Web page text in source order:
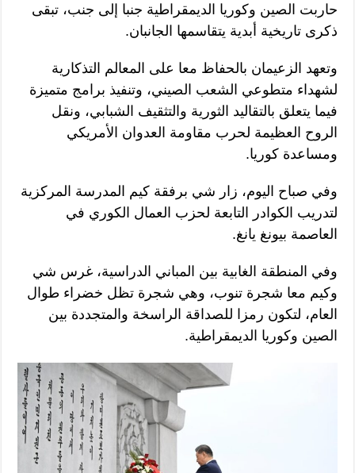
حاربت الصين وكوريا الديمقراطية جنبا إلى جنب، تبقى
ذكرى تاريخية أبدية يتقاسمها الجانبان.
وتعهد الزعيمان بالحفاظ معا على المعالم التذكارية
لشهداء متطوعي الشعب الصيني، وتنفيذ برامج متميزة
فيما يتعلق بالتقاليد الثورية والتثقيف الشبابي، ونقل
الروح العظيمة لحرب مقاومة العدوان الأمريكي
ومساعدة كوريا.
وفي صباح اليوم، زار شي برفقة كيم المدرسة المركزية
لتدريب الكوادر التابعة لحزب العمال الكوري في
العاصمة بيونغ يانغ.
وفي المنطقة الغابية بين المباني الدراسية، غرس شي
وكيم معا شجرة تنوب، وهي شجرة تظل خضراء طوال
العام، لتكون رمزا للصداقة الراسخة والمتجددة بين
الصين وكوريا الديمقراطية.